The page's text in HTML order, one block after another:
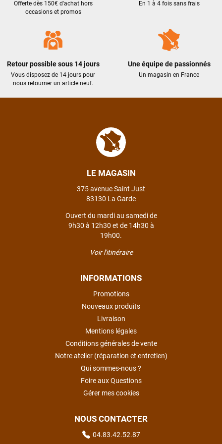
Offerte dès 150€ d'achat hors
occasions et promos
En 1 à 4 fois sans frais
Retour possible sous 14 jours
Vous disposez de 14 jours pour
nous retourner un article neuf.
Une équipe de passionnés
Un magasin en France
LE MAGASIN
375 avenue Saint Just
83130 La Garde
Ouvert du mardi au samedi de
9h30 à 12h30 et de 14h30 à
19h00.
Voir l'itinéraire
INFORMATIONS
Promotions
Nouveaux produits
Livraison
Mentions légales
Conditions générales de vente
Notre atelier (réparation et entretien)
Qui sommes-nous ?
Foire aux Questions
Gérer mes cookies
NOUS CONTACTER
04.83.42.52.87
(livraison différée cause absence). Le vélo était très bien
livraison a été traité efficacement par le SAV dans les
meilleurs délais. Tous les contacts ont été bien suivis, l'équipe
est sympa et réactive
VOIR TOUS LES AVIS